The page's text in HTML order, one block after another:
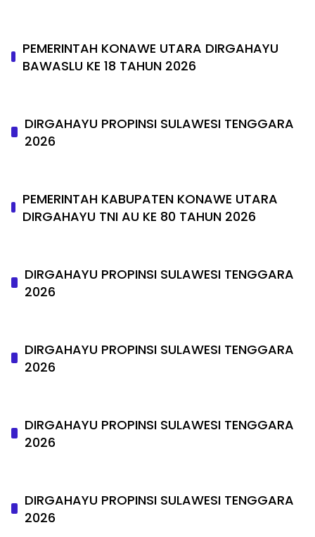
PEMERINTAH KONAWE UTARA DIRGAHAYU
BAWASLU KE 18 TAHUN 2026
DIRGAHAYU PROPINSI SULAWESI TENGGARA
2026
PEMERINTAH KABUPATEN KONAWE UTARA
DIRGAHAYU TNI AU KE 80 TAHUN 2026
DIRGAHAYU PROPINSI SULAWESI TENGGARA
2026
DIRGAHAYU PROPINSI SULAWESI TENGGARA
2026
DIRGAHAYU PROPINSI SULAWESI TENGGARA
2026
DIRGAHAYU PROPINSI SULAWESI TENGGARA
2026